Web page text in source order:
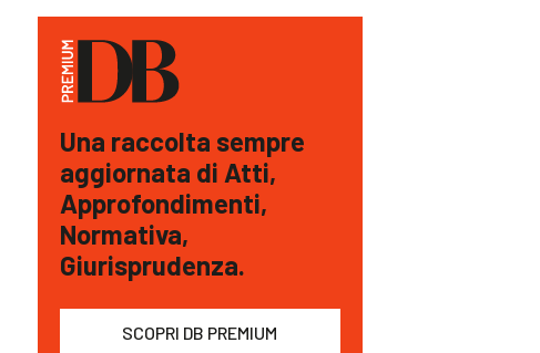
Una raccolta sempre
aggiornata di Atti,
Approfondimenti,
Normativa,
Giurisprudenza.
SCOPRI DB PREMIUM